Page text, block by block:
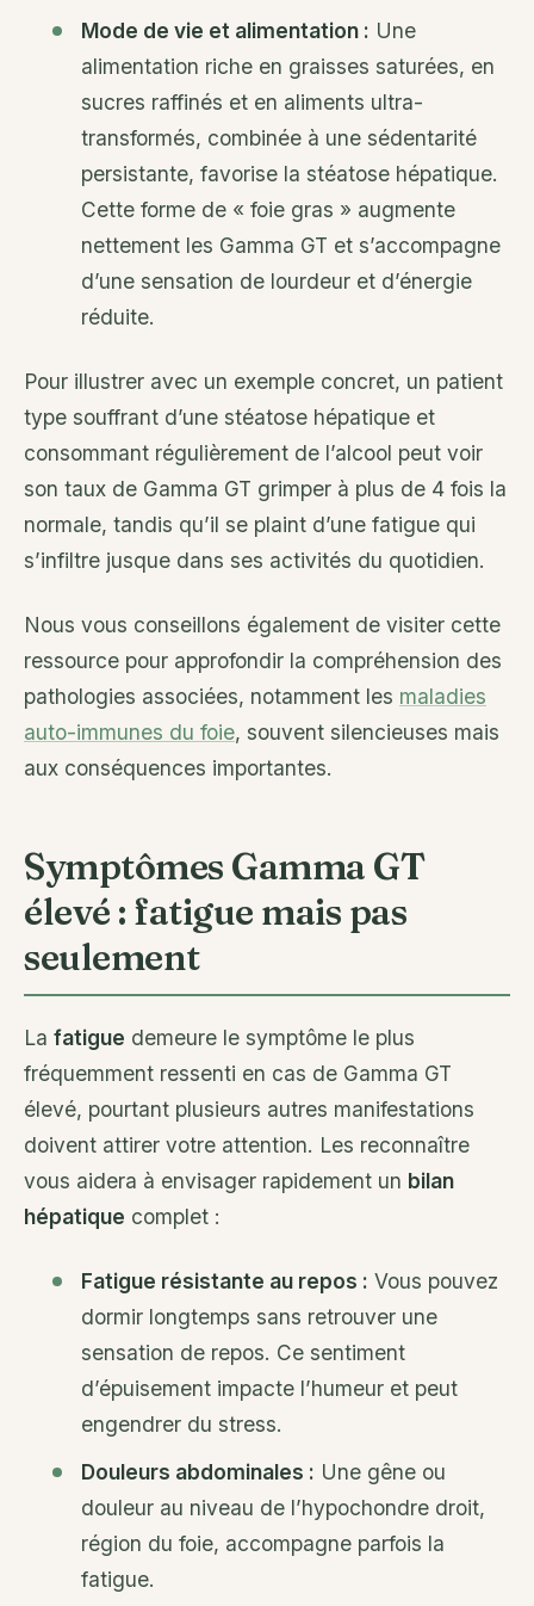
Mode de vie et alimentation : Une
alimentation riche en graisses saturées, en
sucres raffinés et en aliments ultra-
transformés, combinée à une sédentarité
persistante, favorise la stéatose hépatique.
Cette forme de « foie gras » augmente
nettement les Gamma GT et s’accompagne
d’une sensation de lourdeur et d’énergie
réduite.
Pour illustrer avec un exemple concret, un patient
type souffrant d’une stéatose hépatique et
consommant régulièrement de l’alcool peut voir
son taux de Gamma GT grimper à plus de 4 fois la
normale, tandis qu’il se plaint d’une fatigue qui
s’infiltre jusque dans ses activités du quotidien.
Nous vous conseillons également de visiter cette
ressource pour approfondir la compréhension des
pathologies associées, notamment les maladies
auto-immunes du foie, souvent silencieuses mais
aux conséquences importantes.
Symptômes Gamma GT
élevé : fatigue mais pas
seulement
La fatigue demeure le symptôme le plus
fréquemment ressenti en cas de Gamma GT
élevé, pourtant plusieurs autres manifestations
doivent attirer votre attention. Les reconnaître
vous aidera à envisager rapidement un bilan
hépatique complet :
Fatigue résistante au repos : Vous pouvez
dormir longtemps sans retrouver une
sensation de repos. Ce sentiment
d’épuisement impacte l’humeur et peut
engendrer du stress.
Douleurs abdominales : Une gêne ou
douleur au niveau de l’hypochondre droit,
région du foie, accompagne parfois la
fatigue.